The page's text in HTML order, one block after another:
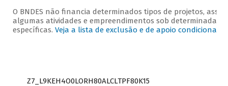
O BNDES não financia determinados tipos de projetos,
algumas atividades e empreendimentos sob determinadas
específicas. Veja a lista de exclusão e de apoio condicionado
Z7_L9KEH4O0LORH80ALCLTPF80K15